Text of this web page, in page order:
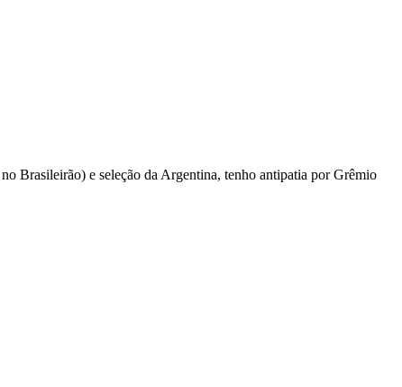
Brasileirão) e seleção da Argentina, tenho antipatia por Grêmio